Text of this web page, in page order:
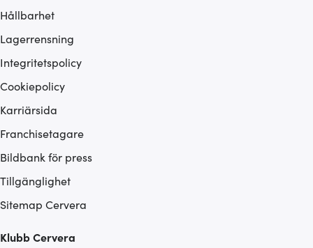
Hållbarhet
Lagerrensning
Integritetspolicy
Cookiepolicy
Karriärsida
Franchisetagare
Bildbank för press
Tillgänglighet
Sitemap Cervera
Klubb Cervera